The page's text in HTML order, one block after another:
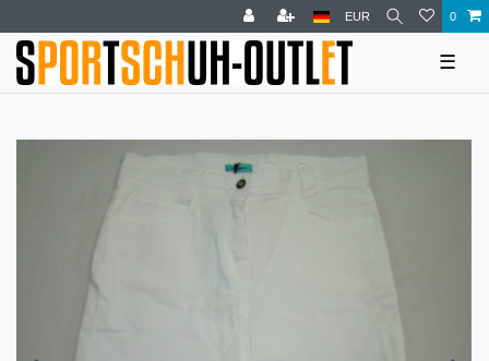
EUR 0
☰